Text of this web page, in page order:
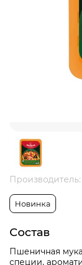
Новинка
Состав
Пшеничная
специи,